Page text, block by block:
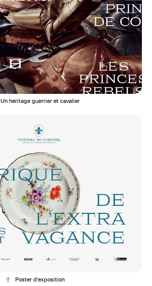
Un héritage guerrier et cavalier
Poster d'exposition